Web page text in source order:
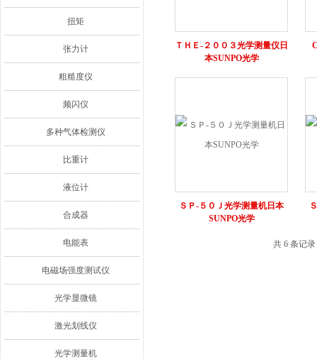
扭矩
张力计
粗糙度仪
频闪仪
多种气体检测仪
比重计
液位计
合成器
电能表
电磁场强度测试仪
光学显微镜
激光划线仪
光学测量机
ＴＨＥ‐２００３光学测量仪日
本SUNPO光学
ＳＰ‐５０Ｊ光学测量机日本
SUNPO光学
共 6 条记